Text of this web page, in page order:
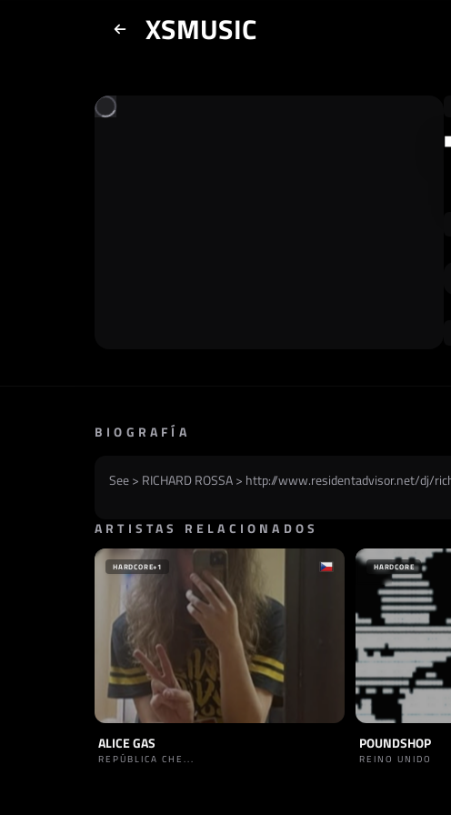
XSMUSIC
BIOGRAFÍA
See > RICHARD ROSSA > http://www.residentadvisor.net/dj/
ARTISTAS RELACIONADOS
HARDCORE+1
ALICE GAS
REPÚBLICA CHE...
HARDCORE
POUNDSHOP
REINO UNIDO